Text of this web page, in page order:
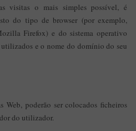
visitas o mais simples possível, é
do tipo de browser (por exemplo,
Firefox) e do sistema operativo
e o nome do domínio do seu
Web, poderão ser colocados ficheiros
do utilizador.